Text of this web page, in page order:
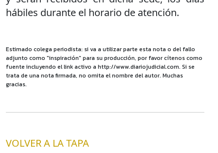
hábiles durante el horario de atención.
Estimado colega periodista: si va a utilizar parte esta nota o del fallo
adjunto como "inspiración" para su producción, por favor cítenos como
fuente incluyendo el link activo a http://www.diariojudicial.com. Si se
trata de una nota firmada, no omita el nombre del autor. Muchas
gracias.
VOLVER A LA TAPA